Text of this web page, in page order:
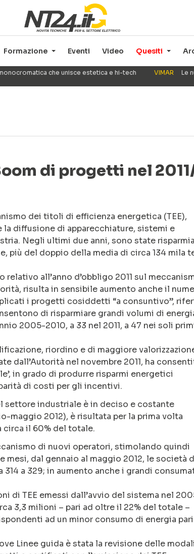
Formazione Eventi Video Quesiti
che unisce estetica e hi-tech VIMAR Le
di progetti nel
dei titoli di efficienza energetica (TEE),
la diffusione di apparecchiature, sistemi e
Negli ultimi due anni, sono state
più del doppio della media di circa 134 mila
all’anno d’obbligo 2011 sul
risulta in sensibile aumento anche il
i progetti cosiddetti “a consuntivo”,
di risparmiare grandi volumi di
2005-2010, a 33 nel 2011, a 47 nei soli
riordino e di maggiore
dall’Autorità nel novembre 2011, ha
in grado di produrre risparmi energetici
di costi per gli incentivi.
settore industriale è in deciso e costante
maggio 2012), è risultata per la prima volta
circa il 60% del totale.
di nuovi operatori, stimolando quindi
mesi, dal gennaio al maggio 2012, le società
a 329; in aumento anche i grandi
di TEE emessi dall’avvio del sistema nel
3,3 milioni – pari ad oltre il 22% del totale –
ad un minor consumo di energia
Linee guida è stata la revisione delle